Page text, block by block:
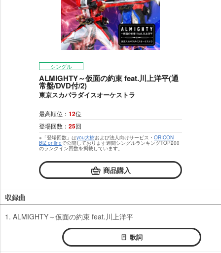
シングル
ALMIGHTY～仮面の約束 feat.川上洋平(通
常盤/DVD付/2)
東京スカパラダイスオーケストラ
最高順位： 12位
登場回数： 25回
※「登場回数」はyou大樹および法人向けサービス・ ORICON
BiZ onlineで公開しております週間シングルランキングTOP200
のランクイン回数を掲載しています。
商品購入
収録曲
1. ALMIGHTY～仮面の約束 feat.川上洋平
歌詞